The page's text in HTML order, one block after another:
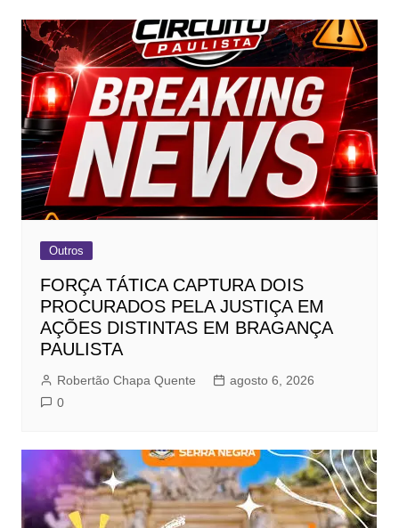
Outros
FORÇA TÁTICA CAPTURA DOIS
PROCURADOS PELA JUSTIÇA EM
AÇÕES DISTINTAS EM BRAGANÇA
PAULISTA
Robertão Chapa Quente
agosto 6, 2026
0